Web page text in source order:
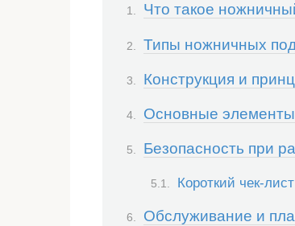
Что такое
Типы ножничных
Конструкция и
Основные
Безопасность при
Короткий чек-
Обслуживание и